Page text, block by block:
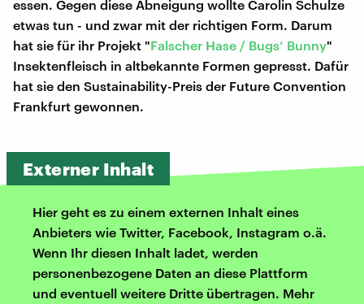
essen. Gegen diese Abneigung wollte Carolin Schulze
etwas tun - und zwar mit der richtigen Form. Darum
hat sie für ihr Projekt "Falscher Hase / Bugs‘ Bunny"
Insektenfleisch in altbekannte Formen gepresst. Dafür
hat sie den Sustainability-Preis der Future Convention
Frankfurt gewonnen.
Externer Inhalt
Hier geht es zu einem externen Inhalt eines
Anbieters wie Twitter, Facebook, Instagram o.ä.
Wenn Ihr diesen Inhalt ladet, werden
personenbezogene Daten an diese Plattform
und eventuell weitere Dritte übertragen. Mehr